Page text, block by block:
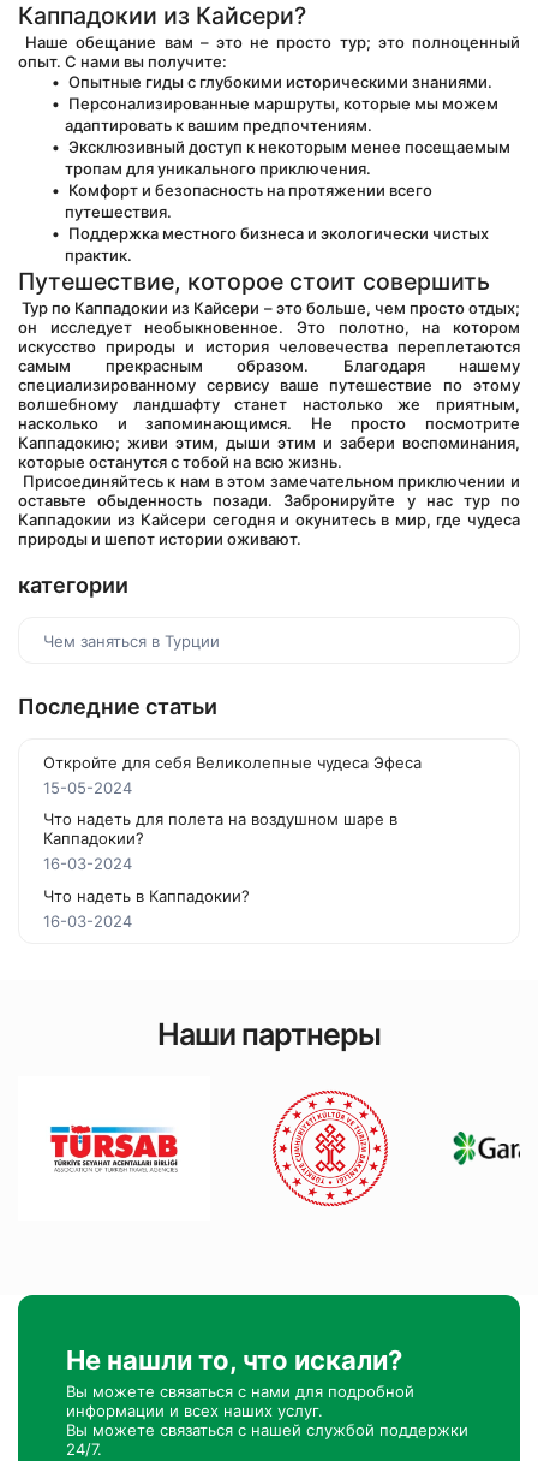
Каппадокии из Кайсери?
опыт. С нами вы получите:
Опытные гиды с глубокими историческими знаниями.
Персонализированные маршруты, которые мы можем
адаптировать к вашим предпочтениям.
Эксклюзивный доступ к некоторым менее посещаемым
тропам для уникального приключения.
Комфорт и безопасность на протяжении всего
путешествия.
Поддержка местного бизнеса и экологически чистых
практик.
Путешествие, которое стоит совершить
Тур по Каппадокии из Кайсери – это больше, чем просто отдых;
он исследует необыкновенное. Это полотно, на котором
искусство природы и история человечества переплетаются
самым прекрасным образом. Благодаря нашему
специализированному сервису ваше путешествие по этому
волшебному ландшафту станет настолько же приятным,
насколько и запоминающимся. Не просто посмотрите
Каппадокию; живи этим, дыши этим и забери воспоминания,
которые останутся с тобой на всю жизнь.
оставьте обыденность позади. Забронируйте у нас тур по
Каппадокии из Кайсери сегодня и окунитесь в мир, где чудеса
природы и шепот истории оживают.
категории
Чем заняться в Турции
Последние статьи
Откройте для себя Великолепные чудеса Эфеса
15-05-2024
Что надеть для полета на воздушном шаре в
Каппадокии?
16-03-2024
Что надеть в Каппадокии?
16-03-2024
Наши партнеры
Не нашли то, что искали?
Вы можете связаться с нами для подробной
информации и всех наших услуг.
Вы можете связаться с нашей службой поддержки
24/7.